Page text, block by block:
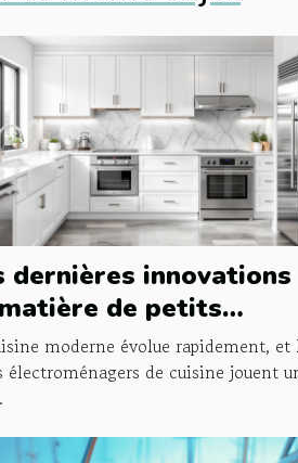
dernières innovations
de petits
de
moderne évolue rapidement, et
électroménagers de cuisine jouent